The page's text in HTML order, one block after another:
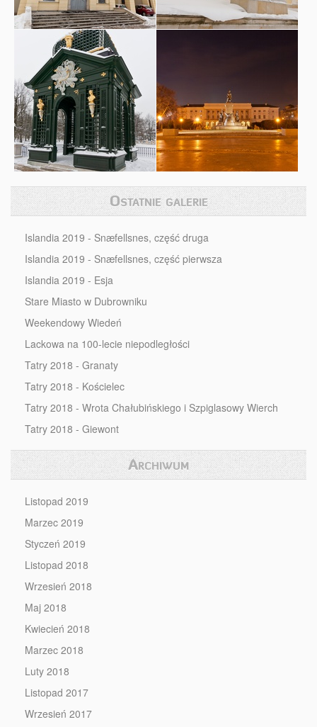
Ostatnie galerie
Islandia 2019 - Snæfellsnes, część druga
Islandia 2019 - Snæfellsnes, część pierwsza
Islandia 2019 - Esja
Stare Miasto w Dubrowniku
Weekendowy Wiedeń
Lackowa na 100-lecie niepodległości
Tatry 2018 - Granaty
Tatry 2018 - Kościelec
Tatry 2018 - Wrota Chałubińskiego i Szpiglasowy Wierch
Tatry 2018 - Giewont
Archiwum
Listopad 2019
Marzec 2019
Styczeń 2019
Listopad 2018
Wrzesień 2018
Maj 2018
Kwiecień 2018
Marzec 2018
Luty 2018
Listopad 2017
Wrzesień 2017